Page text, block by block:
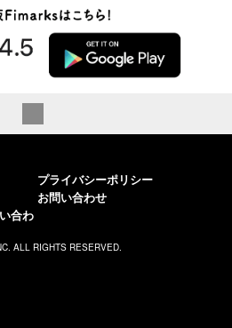
合わ
プライバシーポリシー
お問い合わせ
ALL RIGHTS RESERVED.